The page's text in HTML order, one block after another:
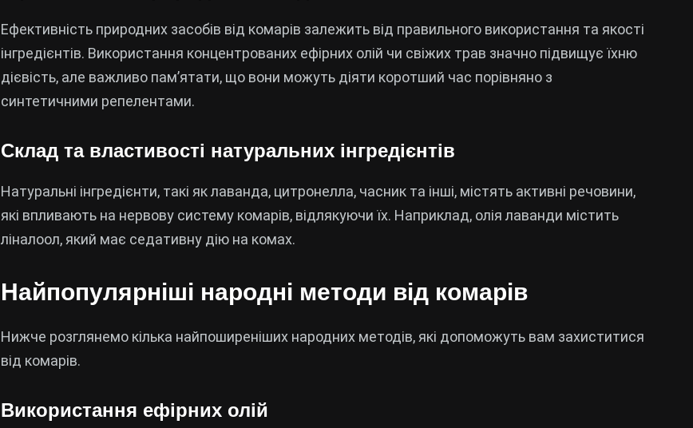
Ефективність природних засобів від комарів залежить від правильного використання та якості
інгредієнтів. Використання концентрованих ефірних олій чи свіжих трав значно підвищує їхню
дієвість, але важливо пам’ятати, що вони можуть діяти коротший час порівняно з
синтетичними репелентами.
Склад та властивості натуральних інгредієнтів
Натуральні інгредієнти, такі як лаванда, цитронелла, часник та інші, містять активні речовини,
які впливають на нервову систему комарів, відлякуючи їх. Наприклад, олія лаванди містить
ліналоол, який має седативну дію на комах.
Найпопулярніші народні методи від комарів
Нижче розглянемо кілька найпоширеніших народних методів, які допоможуть вам захиститися
від комарів.
Використання ефірних олій